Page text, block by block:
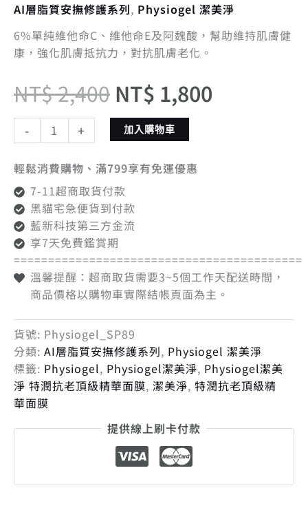
AI層脂質安撫修護系列, Physiogel 潔美淨
6%單純維他命C、維他命E及阿魏酸，幫助維持肌膚健
康，強化肌膚抵抗力，對抗肌膚老化。
NT$2,400 NT$ 1,800
- + 加入購物車
輕鬆消費購物、滿799享有免運優惠
7-11超商取貨付款
黑貓宅急便貨到付款
藍新科技第三方金流
享7天免費鑑賞期
==========================================
溫馨提醒：超商取貨需要3~5個工作天配送時間，
商品價格以購物車實際結帳頁面為主。
貨號: Physiogel_SP89
分類: AI層脂質安撫修護系列, Physiogel 潔美淨
標籤: Physiogel, Physiogel潔美淨, Physiogel潔美
淨 特潤抗老頂級精華面膜, 潔美淨, 特潤抗老頂級精
華面膜
提供線上刷卡付款